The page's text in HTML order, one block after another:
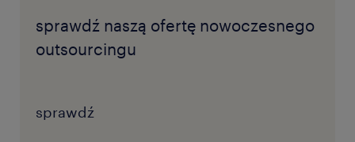
sprawdź naszą ofertę nowoczesnego
outsourcingu
sprawdź